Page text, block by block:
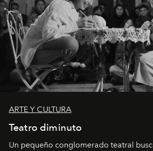
ARTE Y CULTURA
Teatro diminuto
Un pequeño conglomerado teatral